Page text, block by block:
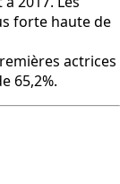
forte haute de
actrices
65,2%.